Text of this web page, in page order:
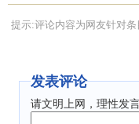
<<1776－1848年
>>（1893年）
<<经济展望>>（
<<国富论>>（
提示:评论内容为网友针对条
发表评论
请文明上网，理性发